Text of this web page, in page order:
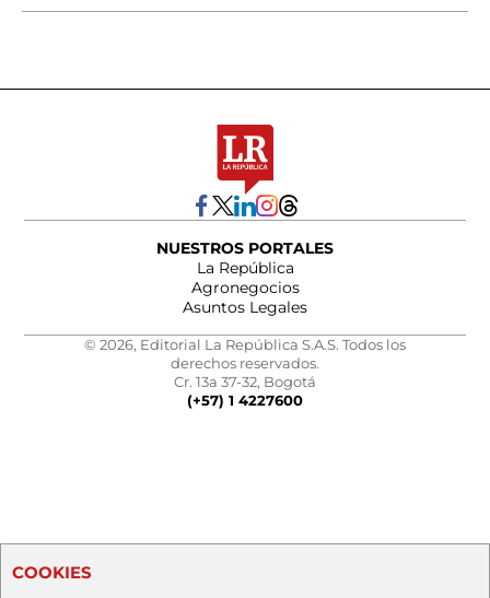
NUESTROS PORTALES
La República
Agronegocios
Asuntos Legales
© 2026, Editorial La República S.A.S. Todos los
derechos reservados.
Cr. 13a 37-32, Bogotá
(+57) 1 4227600
COOKIES